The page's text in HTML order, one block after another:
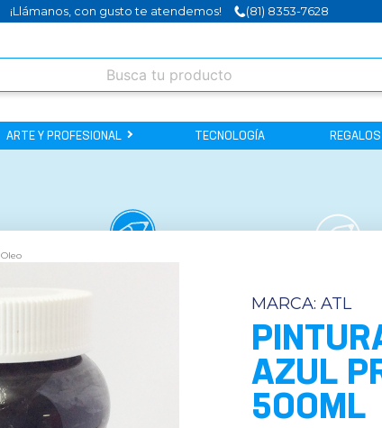
¡Llámanos, con gusto te atendemos! (81) 8353-7628
ARTE Y PROFESIONAL TECNOLOGÍA
Oleo
MARCA: ATL
AZUL
500ML